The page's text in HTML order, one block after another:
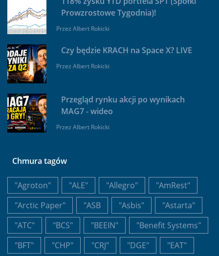
Prowzrostowe Tygodnia)!
Przez Albert Rokicki
Czy będzie KRACH na Space X? LIVE
Przez Albert Rokicki
Przegląd rynku akcji po wynikach
MAG7 - wideo
Przez Albert Rokicki
Chmura tagów
"Agroton" "ALE" "Allegro"
"AmRest"
"Arctic Paper"
"ASB "Asbis"
"Astarta"
"ATC"
"BCS" "BEEIN"
"Benefit Systems"
"BFT"
"CHP" "CRJ" "DGE"
"EAT"